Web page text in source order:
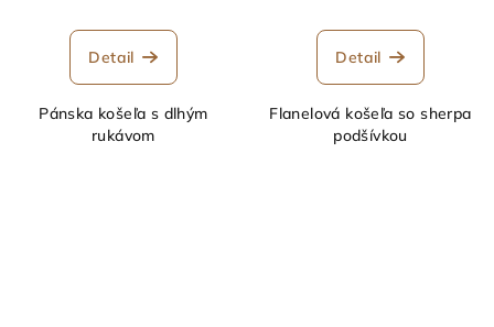
Detail
Pánska košeľa s dlhým
rukávom
Detail
Flanelová košeľa so sherpa
podšívkou